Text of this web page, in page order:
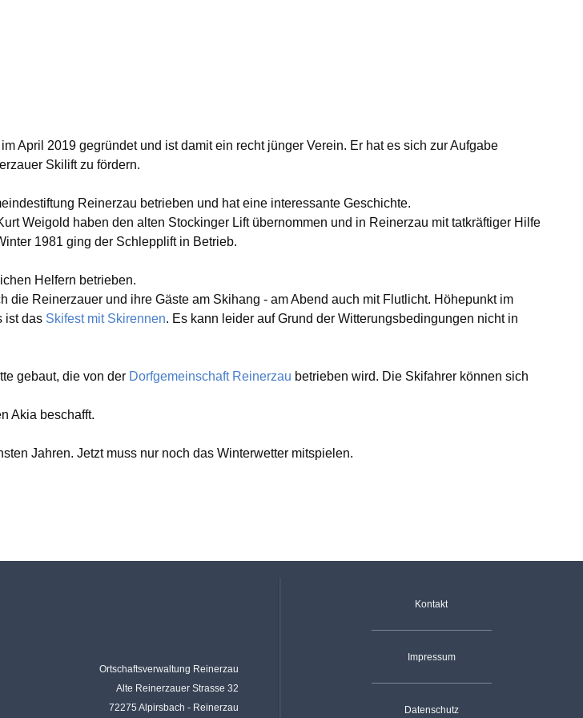
April 2019 gegründet und ist damit ein recht jünger Verein. Er hat es sich zur Aufgabe
Skilift zu fördern.
Reinerzau betrieben und hat eine interessante Geschichte.
Weigold haben den alten Stockinger Lift übernommen und in Reinerzau mit tatkräftiger Hilfe
1981 ging der Schlepplift in Betrieb.
Helfern betrieben.
die Reinerzauer und ihre Gäste am Skihang - am Abend auch mit Flutlicht. Höhepunkt im
ist das Skifest mit Skirennen. Es kann leider auf Grund der Witterungsbedingungen nicht in
gebaut, die von der Dorfgemeinschaft Reinerzau betrieben wird. Die Skifahrer können sich
Akia beschafft.
Jahren. Jetzt muss nur noch das Winterwetter mitspielen.
Ortschaftsverwaltung Reinerzau
Alte Reinerzauer Strasse 32
72275 Alpirsbach - Reinerzau
Navigation überspringenKontakt
Impressum
Datenschutz